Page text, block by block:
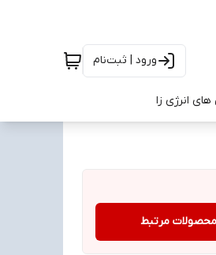
ورود | ثبت‌نام
انرژی زا
مرتبط